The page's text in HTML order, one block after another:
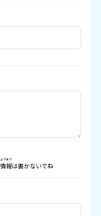
報
うほう
は書かないでね